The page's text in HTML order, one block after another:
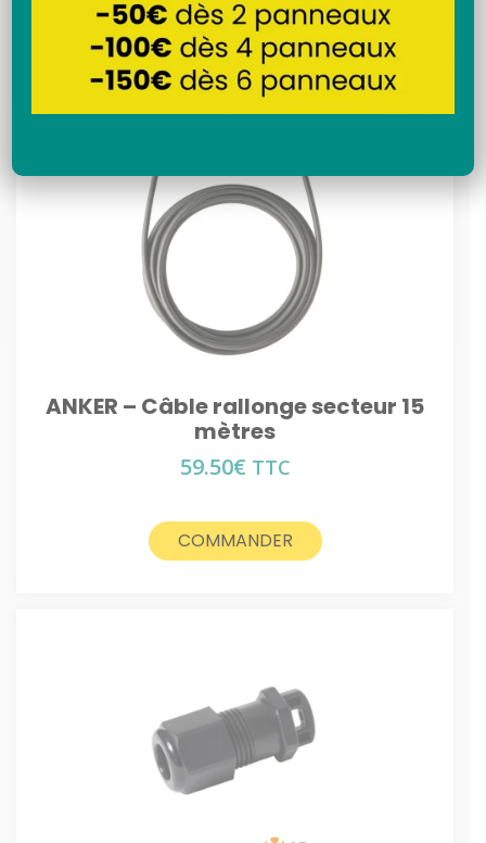
Recherche
ANKER – Câble rallonge secteur 15
mètres
59.50€ TTC
COMMANDER